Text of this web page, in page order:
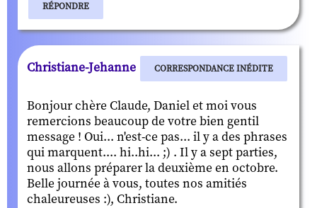
RÉPONDRE
Christiane-Jehanne CORRESPONDANCE INÉDITE
Bonjour chère Claude, Daniel et moi vous
remercions beaucoup de votre bien gentil
message ! Oui... n'est-ce pas... il y a des phrases
qui marquent.... hi..hi... ;) . Il y a sept parties,
nous allons préparer la deuxième en octobre.
Belle journée à vous, toutes nos amitiés
chaleureuses :), Christiane.